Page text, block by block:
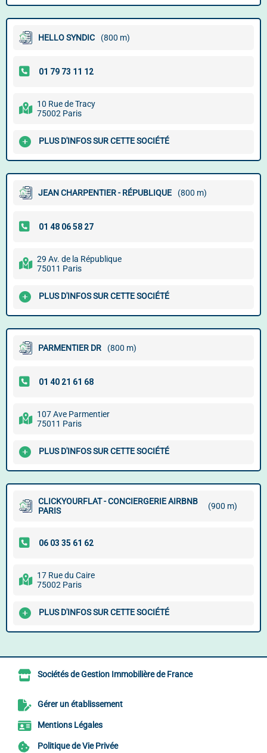
HELLO SYNDIC (800 m)
10 Rue de Tracy
75002 Paris
PLUS D'INFOS SUR CETTE SOCIÉTÉ
JEAN CHARPENTIER - RÉPUBLIQUE (800 m)
29 Av. de la République
75011 Paris
PLUS D'INFOS SUR CETTE SOCIÉTÉ
PARMENTIER DR (800 m)
107 Ave Parmentier
75011 Paris
PLUS D'INFOS SUR CETTE SOCIÉTÉ
CLICKYOURFLAT - CONCIERGERIE AIRBNB
PARIS
(900 m)
17 Rue du Caire
75002 Paris
PLUS D'INFOS SUR CETTE SOCIÉTÉ
Sociétés de Gestion Immobilière de France
Gérer un établissement
Mentions Légales
Politique de Vie Privée